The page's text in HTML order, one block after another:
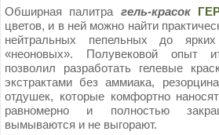
Обширная палитра гель-красок
цветов, и в ней можно найти
нейтральных пепельных до
«неоновых». Полувековой опыт
позволил разработать гелевые
экстрактами без аммиака,
отдушек, которые комфортно
равномерно и полностью
вымываются и не выгорают.